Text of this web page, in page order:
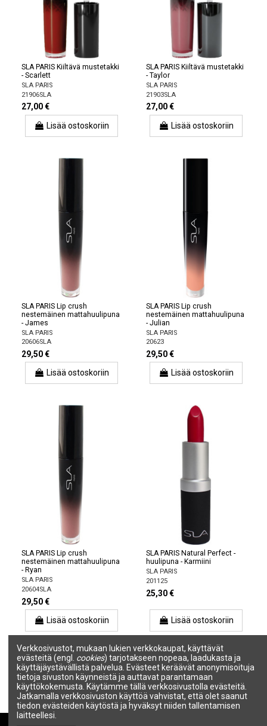
SLA PARIS Kiiltävä mustetakki
- Scarlett
SLA PARIS
21906SLA
27,00 €
Lisää ostoskoriin
SLA PARIS Kiiltävä mustetakki
- Taylor
SLA PARIS
21903SLA
27,00 €
Lisää ostoskoriin
SLA PARIS Lip crush
nestemäinen mattahuulipuna
- James
SLA PARIS
20606SLA
29,50 €
Lisää ostoskoriin
SLA PARIS Lip crush
nestemäinen mattahuulipuna
- Julian
SLA PARIS
20623
29,50 €
Lisää ostoskoriin
SLA PARIS Lip crush
nestemäinen mattahuulipuna
- Ryan
SLA PARIS
20604SLA
29,50 €
Lisää ostoskoriin
SLA PARIS Natural Perfect -
huulipuna - Karmiini
SLA PARIS
201125
25,30 €
Lisää ostoskoriin
1 2
Verkkosivustot, mukaan lukien verkkokaupat, käyttävät
evästeitä (engl. cookies) tarjotakseen nopeaa, laadukasta ja
käyttäjäystävällistä palvelua. Evästeet keräävät anonymisoituja
tietoja sivuston käynneistä ja auttavat parantamaan
käyttökokemusta. Käytämme tällä verkkosivustolla evästeitä.
Jatkamalla verkkosivuston käyttöä vahvistat, että olet saanut
tiedon evästeiden käytöstä ja hyväksyt niiden tallentamisen
laitteellesi.